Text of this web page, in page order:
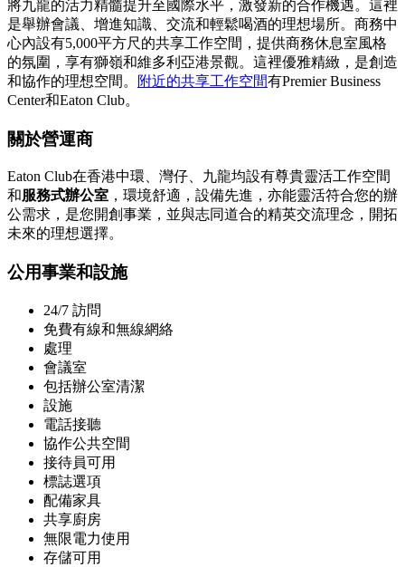
將九龍的活力精髓提升至國際水平，激發新的合作機遇。這裡
是舉辦會議、增進知識、交流和輕鬆喝酒的理想場所。商務中
心內設有5,000平方尺的共享工作空間，提供商務休息室風格
的氛圍，享有獅嶺和維多利亞港景觀。這裡優雅精緻，是創造
和協作的理想空間。
附近的共享工作空間有Premier Business
Center和Eaton Club。
關於營運商
Eaton Club在香港中環、灣仔、九龍均設有尊貴靈活工作空間
和服務式辦公室 ，環境舒適，設備先進，亦能靈活符合您的辦
公需求，是您開創事業，並與志同道合的精英交流理念，開拓
未來的理想選擇。
公用事業和設施
24/7 訪問
免費有線和無線網絡
處理
會議室
包括辦公室清潔
設施
電話接聽
協作公共空間
接待員可用
標誌選項
配備家具
共享廚房
無限電力使用
存儲可用